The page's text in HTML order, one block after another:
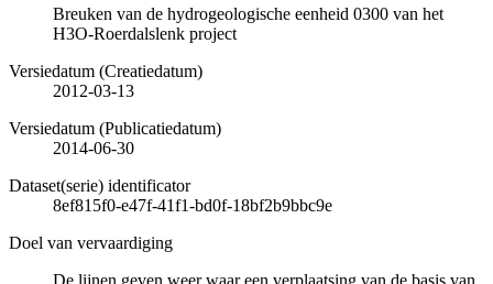
Breuken van de hydrogeologische eenheid 0300 van het
H3O-Roerdalslenk project
Versiedatum (Creatiedatum)
2012-03-13
Versiedatum (Publicatiedatum)
2014-06-30
Dataset(serie) identificator
8ef815f0-e47f-41f1-bd0f-18bf2b9bbc9e
Doel van vervaardiging
De lijnen geven weer waar een verplaatsing van de basis van